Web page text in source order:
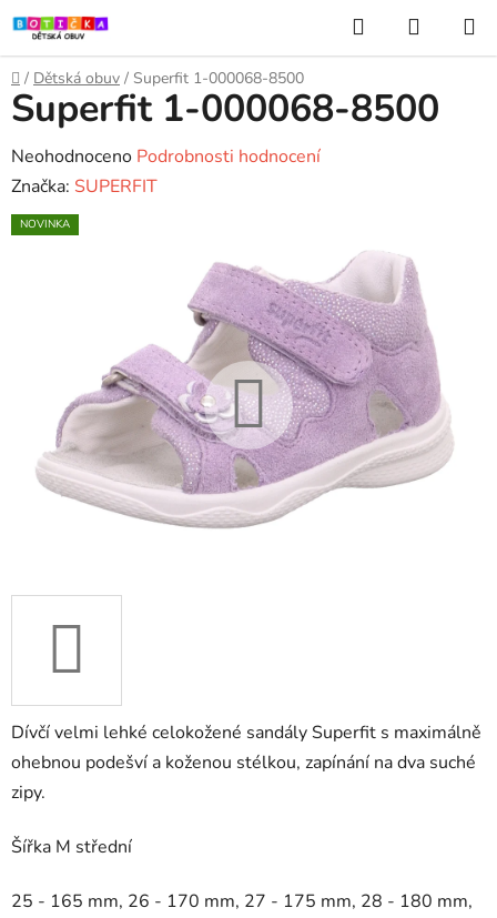
Přejít
na
obsah
Hledat
KOŠÍK
Domů
/ Dětská obuv / Superfit 1-000068-8500
Dívčí velmi lehké celokožené sandály Superfit s maximálně
ohebnou podešví a koženou stélkou, zapínání na dva suché
zipy.
Šířka M střední
25 - 165 mm, 26 - 170 mm, 27 - 175 mm, 28 - 180 mm,
Superfit 1-000068-8500
Průměrné
hodnocení
produktu
Neohodnoceno Podrobnosti hodnocení
Značka: SUPERFIT
NOVINKA